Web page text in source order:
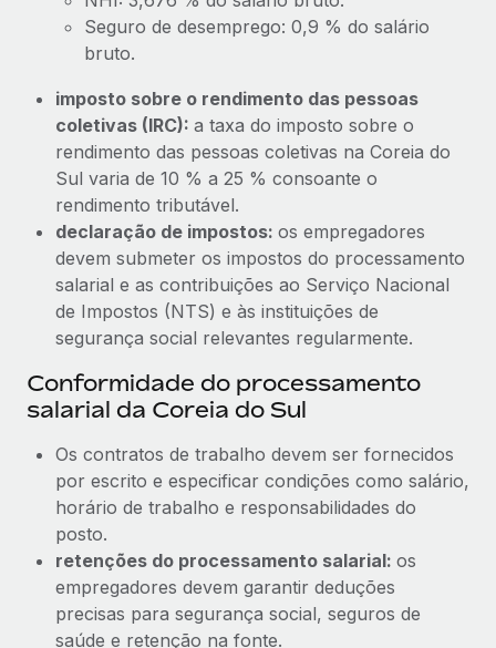
Seguro de desemprego: 0,9 % do salário
bruto.
imposto sobre o rendimento das pessoas
coletivas (IRC): a taxa do imposto sobre o
rendimento das pessoas coletivas na Coreia do
Sul varia de 10 % a 25 % consoante o
rendimento tributável.
declaração de impostos: os empregadores
devem submeter os impostos do processamento
salarial e as contribuições ao Serviço Nacional
de Impostos (NTS) e às instituições de
segurança social relevantes regularmente.
Conformidade do processamento
salarial da Coreia do Sul
Os contratos de trabalho devem ser fornecidos
por escrito e especificar condições como salário,
horário de trabalho e responsabilidades do
posto.
retenções do processamento salarial: os
empregadores devem garantir deduções
precisas para segurança social, seguros de
saúde e retenção na fonte.